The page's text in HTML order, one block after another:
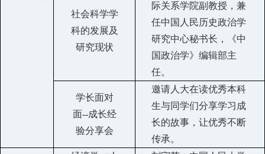
社会科学学
科的发展及
研究现状
际关系学院副教授，兼
任中国人民历史政治学
研究中心秘书长，《中
国政治学》编辑部主
任。
学长面对
面--成长经
验分享会
邀请人大在读优秀本科
生与同学们分享学习成
长的故事，让优秀不断
传承。